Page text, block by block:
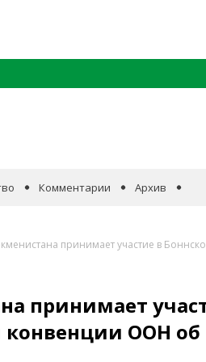
Комментарии Архив
принимает участие в
принимает
ООН